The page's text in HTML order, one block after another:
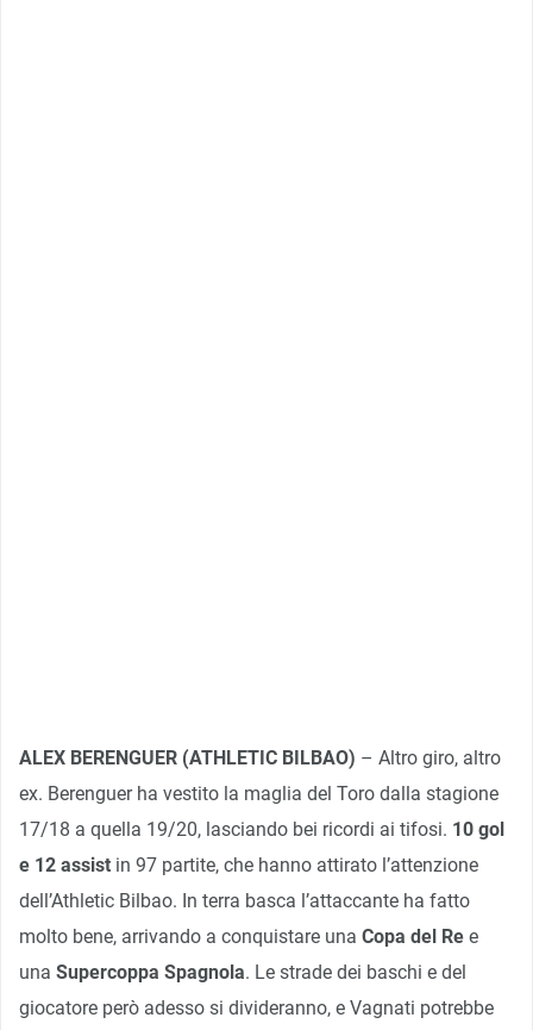
ALEX BERENGUER (ATHLETIC BILBAO) – Altro giro, altro
ex. Berenguer ha vestito la maglia del Toro dalla stagione
17/18 a quella 19/20, lasciando bei ricordi ai tifosi. 10 gol
e 12 assist in 97 partite, che hanno attirato l’attenzione
dell’Athletic Bilbao. In terra basca l’attaccante ha fatto
molto bene, arrivando a conquistare una Copa del Re e
una Supercoppa Spagnola. Le strade dei baschi e del
giocatore però adesso si divideranno, e Vagnati potrebbe